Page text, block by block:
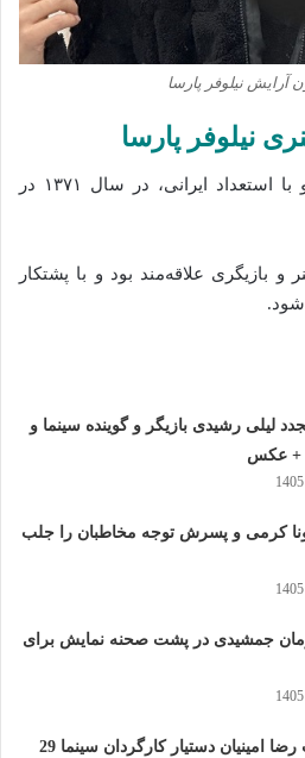
نیلوفر پارسا
نیلوفر پارسا
نیلوفر پارسا، بازیگر جوان و با استعداد ایرانی، در سال ۱۳۷۱ در
و بازیگری علاقه‌مند بود و با پشتکار
لیلی رشیدی بازیگر و گوینده سینما و
+ عکس
کرمی و پسرش توجه مخاطبان را جلب
جمشیدی در پشت صحنه نمایش برای
درگذشت رضا امینیان دستیار کارگردان سینما 29